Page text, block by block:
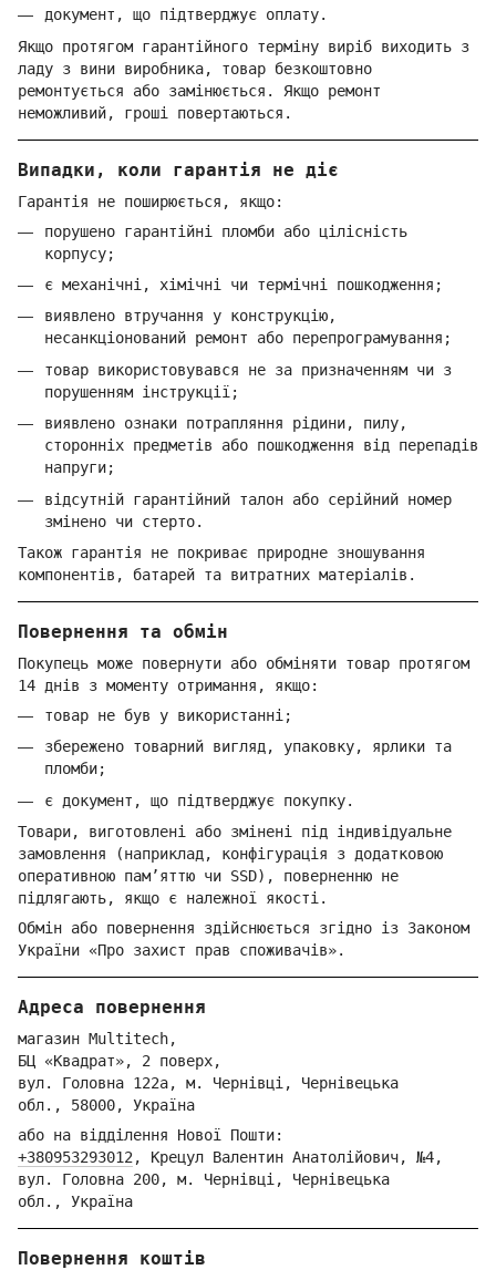
документ, що підтверджує оплату.
Якщо протягом гарантійного терміну виріб виходить з
ладу з вини виробника, товар безкоштовно
ремонтується або замінюється. Якщо ремонт
неможливий, гроші повертаються.
Випадки, коли гарантія не діє
Гарантія не поширюється, якщо:
порушено гарантійні пломби або цілісність
корпусу;
є механічні, хімічні чи термічні пошкодження;
виявлено втручання у конструкцію,
несанкціонований ремонт або перепрограмування;
товар використовувався не за призначенням чи з
порушенням інструкції;
виявлено ознаки потрапляння рідини, пилу,
сторонніх предметів або пошкодження від перепадів
напруги;
відсутній гарантійний талон або серійний номер
змінено чи стерто.
Також гарантія не покриває природне зношування
компонентів, батарей та витратних матеріалів.
Повернення та обмін
Покупець може повернути або обміняти товар протягом
14 днів з моменту отримання, якщо:
товар не був у використанні;
збережено товарний вигляд, упаковку, ярлики та
пломби;
є документ, що підтверджує покупку.
Товари, виготовлені або змінені під індивідуальне
замовлення (наприклад, конфігурація з додатковою
оперативною пам’яттю чи SSD), поверненню не
підлягають, якщо є належної якості.
Обмін або повернення здійснюється згідно із Законом
України «Про захист прав споживачів».
Адреса повернення
магазин Multitech,
БЦ «Квадрат», 2 поверх,
вул. Головна 122а, м. Чернівці, Чернівецька
обл., 58000, Україна
або на відділення Нової Пошти:
+380953293012 , Крецул Валентин Анатолійович, №4,
вул. Головна 200, м. Чернівці, Чернівецька
обл., Україна
Повернення коштів